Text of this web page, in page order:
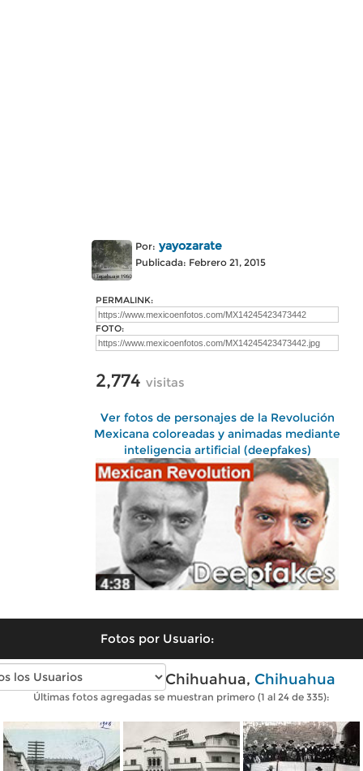
Por: yayozarate
Publicada: Febrero 21, 2015
PERMALINK:
FOTO:
2,774 visitas
Ver fotos de personajes de la Revolución
Mexicana coloreadas y animadas mediante
inteligencia artificial (deepfakes)
Fotos por Usuario:
Fotos antiguas de Chihuahua, Chihuahua
Últimas fotos agregadas se muestran primero (1 al 24 de 335):